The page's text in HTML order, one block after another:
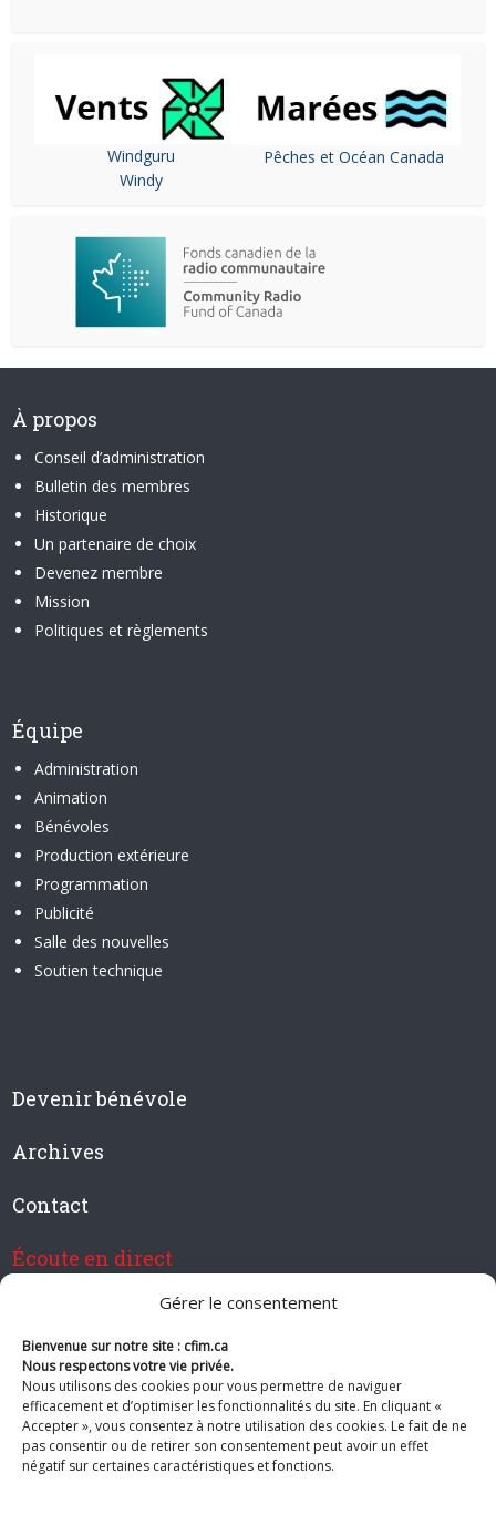
Gérer le consentement
Bienvenue sur notre site : cfim.ca
Nous respectons votre vie privée.
Nous utilisons des cookies pour vous permettre de naviguer
efficacement et d’optimiser les fonctionnalités du site. En cliquant «
Accepter », vous consentez à notre utilisation des cookies. Le fait de ne
pas consentir ou de retirer son consentement peut avoir un effet
négatif sur certaines caractéristiques et fonctions.
Windguru
Windy
Pêches et Océan Canada
À propos
Conseil d’administration
Bulletin des membres
Historique
Un partenaire de choix
Devenez membre
Mission
Politiques et règlements
Équipe
Administration
Animation
Bénévoles
Production extérieure
Programmation
Publicité
Salle des nouvelles
Soutien technique
Devenir bénévole
Archives
Contact
Écoute en direct
Devenir membre de CFIM
Suivez-nous